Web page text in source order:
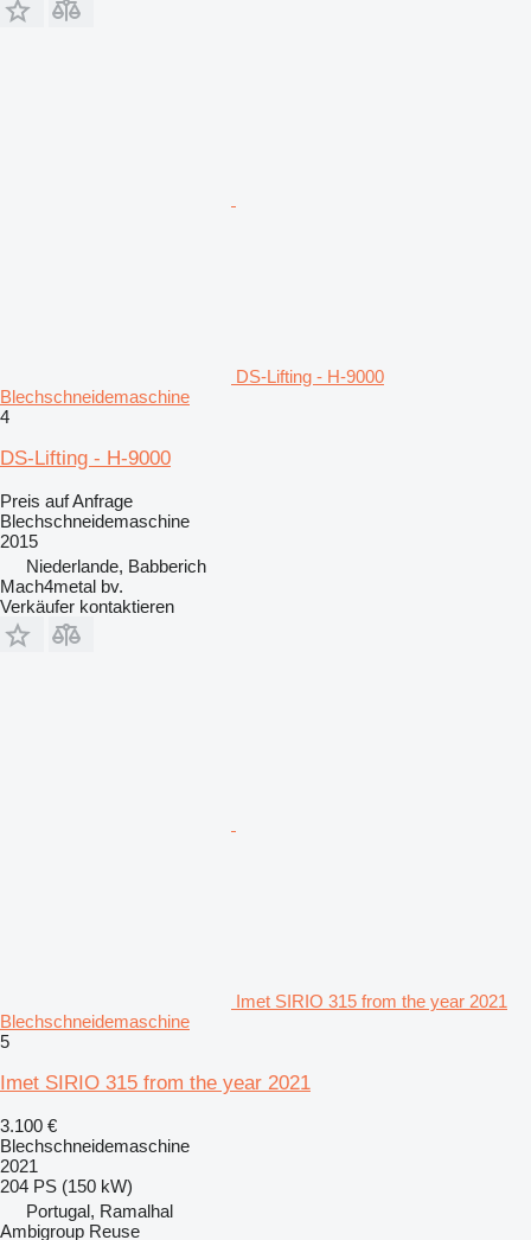
DS-Lifting - H-9000
Blechschneidemaschine
4
DS-Lifting - H-9000
Preis auf Anfrage
Blechschneidemaschine
2015
Niederlande, Babberich
Mach4metal bv.
Verkäufer kontaktieren
Imet SIRIO 315 from the year 2021
Blechschneidemaschine
5
Imet SIRIO 315 from the year 2021
3.100 €
Blechschneidemaschine
2021
204 PS (150 kW)
Portugal, Ramalhal
Ambigroup Reuse